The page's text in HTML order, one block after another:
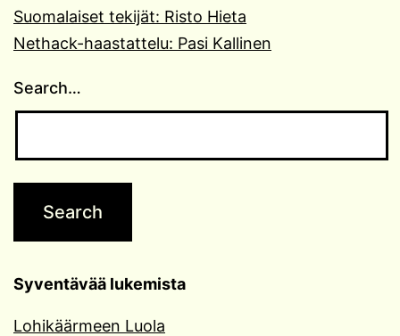
Suomalaiset tekijät: Risto Hieta
Nethack-haastattelu: Pasi Kallinen
Search…
Syventävää lukemista
Lohikäärmeen Luola